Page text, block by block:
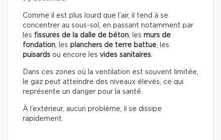
Comme il est plus lourd que l’air, il tend à se
concentrer au sous-sol, en passant notamment par
les fissures de la dalle de béton , les murs de
fondation , les planchers de terre battue , les
puisards ou encore les vides sanitaires
Dans ces zones où la ventilation est souvent limitée,
le gaz peut atteindre des niveaux élevés, ce qui
représente un danger pour la santé.
À l’extérieur, aucun problème, il se dissipe
rapidement.